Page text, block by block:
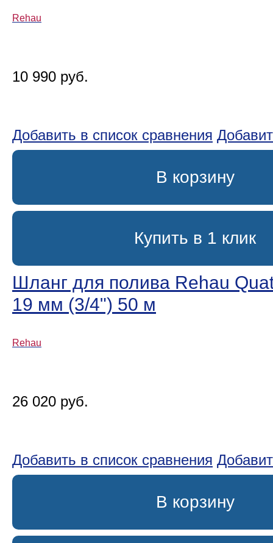
Rehau
10 990 руб.
Добавить в список сравнения
В корзину
Купить в 1 клик
Шланг для полива Rehau
19 мм (3/4ʺ) 50 м
Rehau
26 020 руб.
Добавить в список сравнения
В корзину